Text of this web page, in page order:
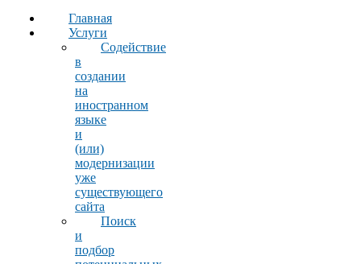
Главная
Услуги
Содействие
в
создании
на
иностранном
языке
и
(или)
модернизации
уже
существующего
сайта
Поиск
и
подбор